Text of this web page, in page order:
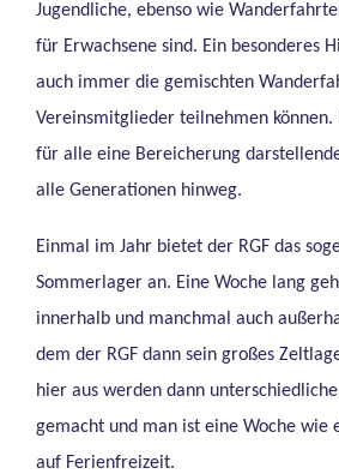
Jugendliche, ebenso wie
für Erwachsene sind. Ein besonderes
auch immer die gemischten
Vereinsmitglieder teilnehmen
für alle eine Bereicherung
alle Generationen hinweg.
Einmal im Jahr bietet der RGF das
Sommerlager an. Eine Woche lang
innerhalb und manchmal auch
dem der RGF dann sein großes
hier aus werden dann
gemacht und man ist eine Woche wie
auf Ferienfreizeit.